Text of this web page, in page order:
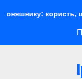
шкода та